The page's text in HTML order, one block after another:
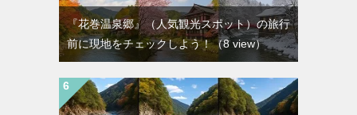
『花巻温泉郷』（人気観光スポット）の旅行
前に現地をチェックしよう！（8 view）